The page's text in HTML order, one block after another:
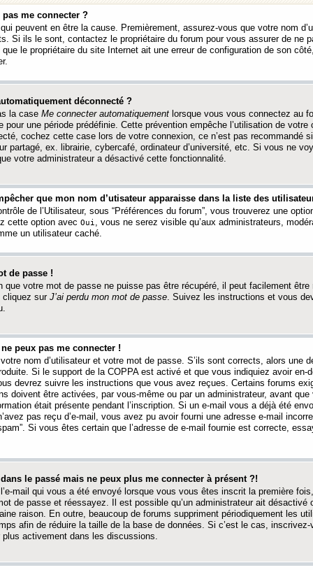
me connecter ?
peuvent en être la cause. Premièrement, assurez-vous que votre nom
Si ils le sont, contactez le propriétaire du forum pour vous assurer de ne
le propriétaire du site Internet ait une erreur de configuration de son
déconnecté ?
la case Me connecter automatiquement lorsque vous vous connectez au
pour une période prédéfinie. Cette prévention empêche l’utilisation de votre
cochez cette case lors de votre connexion, ce n’est pas recommandé
partagé, ex. librairie, cybercafé, ordinateur d’université, etc. Si vous ne
votre administrateur a désactivé cette fonctionnalité.
que mon nom d’utisateur apparaisse dans la liste des
de l’Utilisateur, sous “Préférences du forum”, vous trouverez une
cette option avec Oui , vous ne serez visible qu’aux administrateurs,
un utilisateur caché.
de passe !
que votre mot de passe ne puisse pas être récupéré, il peut facilement
cliquez sur J’ai perdu mon mot de passe. Suivez les instructions et vous
peux pas me connecter !
nom d’utilisateur et votre mot de passe. S’ils sont corrects, alors une
Si le support de la COPPA est activé et que vous indiquiez avoir en-
devrez suivre les instructions que vous avez reçues. Certains forums
doivent être activées, par vous-même ou par un administrateur, avant
était présente pendant l’inscription. Si un e-mail vous a déjà été
pas reçu d’e-mail, vous avez pu avoir fourni une adresse e-mail
Si vous êtes certain que l’adresse de e-mail fournie est correcte,
le passé mais ne peux plus me connecter à présent ?!
mail qui vous a été envoyé lorsque vous vous êtes inscrit la première
de passe et réessayez. Il est possible qu’un administrateur ait désactivé
raison. En outre, beaucoup de forums suppriment périodiquement les
afin de réduire la taille de la base de données. Si c’est le cas,
activement dans les discussions.